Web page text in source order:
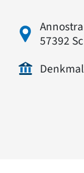
57392